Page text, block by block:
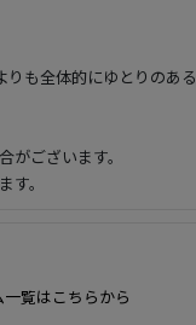
りも全体的にゆとりのある
ございます。
す。
一覧はこちらから